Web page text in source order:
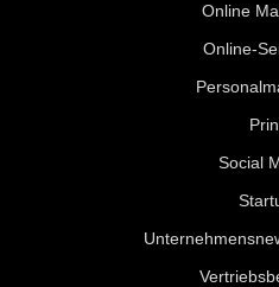
Online
Online-
Social